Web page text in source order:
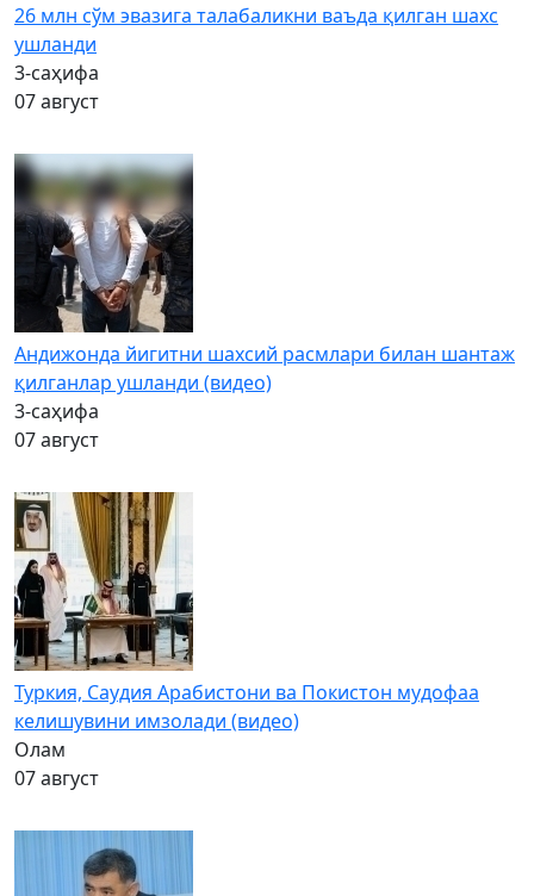
26 млн сўм эвазига талабаликни ваъда қилган шахс
ушланди
3-саҳифа
07 август
Андижонда йигитни шахсий расмлари билан шантаж
қилганлар ушланди (видео)
3-саҳифа
07 август
Туркия, Саудия Арабистони ва Покистон мудофаа
келишувини имзолади (видео)
Олам
07 август